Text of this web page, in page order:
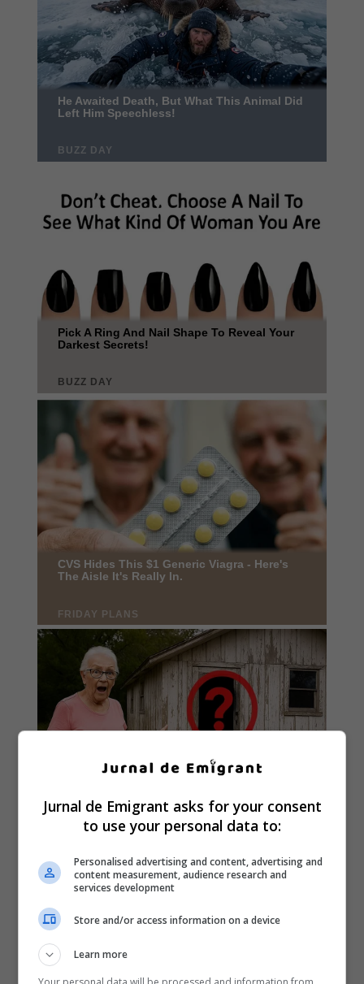
Jurnal de Emigrant asks for your consent
to use your personal data to:
Personalised advertising and content, advertising and
content measurement, audience research and
services development
Store and/or access information on a device
Learn more